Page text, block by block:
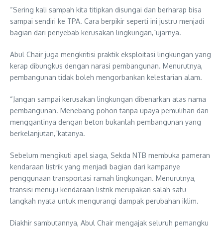
“Sering kali sampah kita titipkan disungai dan berharap bisa
sampai sendiri ke TPA. Cara berpikir seperti ini justru menjadi
bagian dari penyebab kerusakan lingkungan,”ujarnya.
Abul Chair juga mengkritisi praktik eksploitasi lingkungan yang
kerap dibungkus dengan narasi pembangunan. Menurutnya,
pembangunan tidak boleh mengorbankan kelestarian alam.
“Jangan sampai kerusakan lingkungan dibenarkan atas nama
pembangunan. Menebang pohon tanpa upaya pemulihan dan
menggantinya dengan beton bukanlah pembangunan yang
berkelanjutan,”katanya.
Sebelum mengikuti apel siaga, Sekda NTB membuka pameran
kendaraan listrik yang menjadi bagian dari kampanye
penggunaan transportasi ramah lingkungan. Menurutnya,
transisi menuju kendaraan listrik merupakan salah satu
langkah nyata untuk mengurangi dampak perubahan iklim.
Diakhir sambutannya, Abul Chair mengajak seluruh pemangku